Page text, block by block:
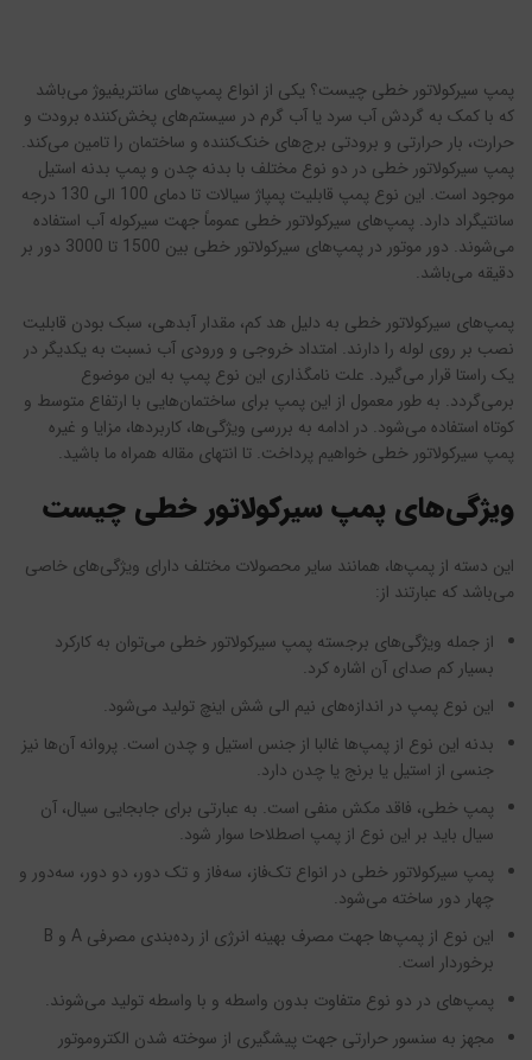
پمپ سیرکولاتور خطی چیست؟ یکی از انواع پمپ‌های سانتریفیوژ می‌باشد
که با کمک به گردش آب سرد یا آب گرم در سیستم‌های پخش‌کننده برودت و
حرارت، بار حرارتی و برودتی برج‌های خنک‌کننده و ساختمان را تامین می‌کند.
پمپ سیرکولاتور خطی در دو نوع مختلف با بدنه چدن و پمپ بدنه استیل
موجود است. این نوع پمپ قابلیت پمپاژ سیالات تا دمای 100 الی 130 درجه
سانتیگراد دارد. پمپ‌های سیرکولاتور خطی عموماً جهت سیرکوله آب استفاده
می‌شوند. دور موتور در پمپ‌های سیرکولاتور خطی بین 1500 تا 3000 دور بر
دقیقه می‌باشد.
پمپ‌های سیرکولاتور خطی به دلیل هد کم، مقدار آبدهی، سبک بودن قابلیت
نصب بر روی لوله را دارند. امتداد خروجی و ورودی آب نسبت به یکدیگر در
یک راستا قرار می‌گیرد. علت نامگذاری این نوع پمپ به این موضوع
برمی‌گردد. به طور معمول از این پمپ برای ساختمان‌هایی با ارتفاع متوسط و
کوتاه استفاده می‌شود. در ادامه به بررسی ویژگی‌ها، کاربردها، مزایا و غیره
پمپ سیرکولاتور خطی خواهیم پرداخت. تا انتهای مقاله همراه ما باشید.
ویژگی‌های پمپ سیرکولاتور خطی چیست
این دسته از پمپ‌ها، همانند سایر محصولات مختلف دارای ویژگی‌های خاصی
می‌باشد که عبارتند از:
از جمله ویژگی‌های برجسته پمپ سیرکولاتور خطی می‌توان به کارکرد
بسیار کم صدای آن اشاره کرد.
این نوع پمپ در اندازه‌های نیم الی شش اینچ تولید می‌شود.
بدنه این نوع از پمپ‌ها غالبا از جنس استیل و چدن است. پروانه آن‌ها نیز
جنسی از استیل یا برنج یا چدن دارد.
پمپ خطی، فاقد مکش منفی است. به عبارتی برای جابجایی سیال، آن
سیال باید بر این نوع از پمپ اصطلاحا سوار شود.
پمپ سیرکولاتور خطی در انواع تک‌فاز، سه‌فاز و تک دور، دو دور، سه‌دور و
چهار دور ساخته می‌شود.
این نوع از پمپ‌ها جهت مصرف بهینه انرژی از رده‌بندی مصرفی A و B
برخوردار است.
پمپ‌های در دو نوع متفاوت بدون واسطه و با واسطه تولید می‌شوند.
مجهز به سنسور حرارتی جهت پیشگیری از سوخته شدن الکتروموتور